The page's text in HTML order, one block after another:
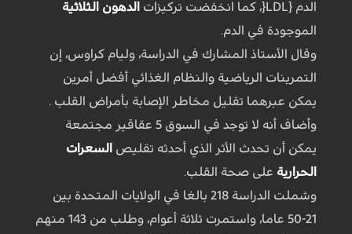
الدم {LDL{، كما انخفضت تركيزات
الدهون الثلاثية
الموجودة في الدم.
وقال الأستاذ المشارك في الدراسة، وليام كراوس، إن
التمرينات الرياضية والنظام الغذائي أفضل أمرين
يمكن عبرهما تقليل مخاطر الإصابة بأمراض القلب .
وأضاف أنه لا توجد في السوق 5 عقاقير مجتمعة
يمكن أن تحدث الأثر الذي أحدثه تقليص السعرات
الحرارية على صحة القلب.
وشملت الدراسة 218 بالغا في الولايات المتحدة بين
21-50 عاما، واستمرت ثلاثة أعوام، وطلب من 143 منهم